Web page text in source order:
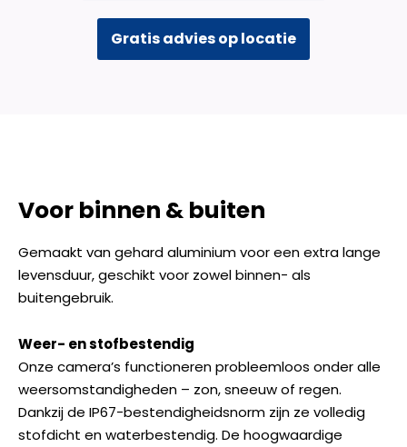
Gratis advies op locatie
Voor binnen & buiten
Gemaakt van gehard aluminium voor een extra lange
levensduur, geschikt voor zowel binnen- als
buitengebruik.
Weer- en stofbestendig
Onze camera’s functioneren probleemloos onder alle
weersomstandigheden – zon, sneeuw of regen.
Dankzij de IP67-bestendigheidsnorm zijn ze volledig
stofdicht en waterbestendig. De hoogwaardige